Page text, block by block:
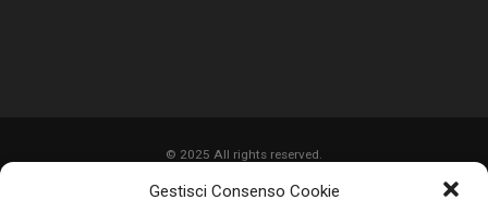
Gestisci Consenso Cookie
© 2025 All rights reserved.